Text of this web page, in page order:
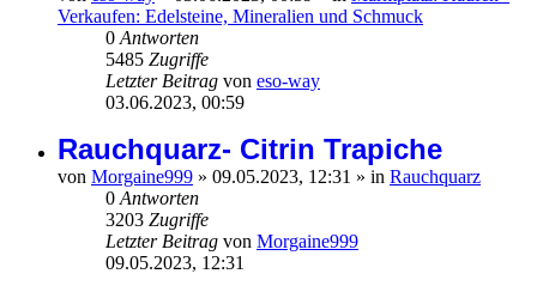
Verkaufen: Edelsteine, Mineralien und Schmuck
0 Antworten
5485 Zugriffe
Letzter Beitrag von eso-way
03.06.2023, 00:59
Rauchquarz- Citrin Trapiche
von Morgaine999 » 09.05.2023, 12:31 » in Rauchquarz
0 Antworten
3203 Zugriffe
Letzter Beitrag von Morgaine999
09.05.2023, 12:31